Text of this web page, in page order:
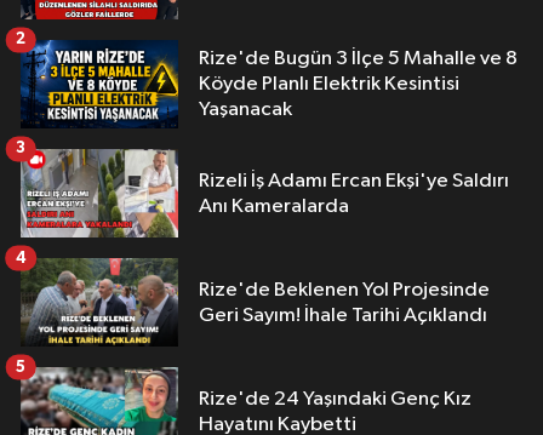
Rize'de Bugün 3 İlçe 5 Mahalle ve 8
Köyde Planlı Elektrik Kesintisi
Yaşanacak
2
Rizeli İş Adamı Ercan Ekşi'ye Saldırı
Anı Kameralarda
3
Rize'de Beklenen Yol Projesinde
Geri Sayım! İhale Tarihi Açıklandı
4
Rize'de 24 Yaşındaki Genç Kız
Hayatını Kaybetti
5